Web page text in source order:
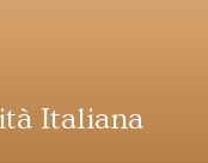
Italiana